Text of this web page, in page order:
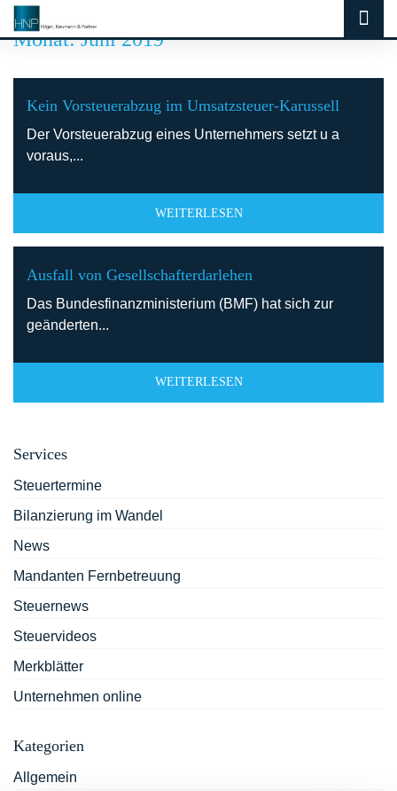
Monat:Juni 2019
Kein Vorsteuerabzug im Umsatzsteuer-Karussell
Der Vorsteuerabzug eines Unternehmers setzt u a
voraus,...
WEITERLESEN
Ausfall von Gesellschafterdarlehen
Das Bundesfinanzministerium (BMF) hat sich zur
geänderten...
WEITERLESEN
Services
Steuertermine
Bilanzierung im Wandel
News
Mandanten Fernbetreuung
Steuernews
Steuervideos
Merkblätter
Unternehmen online
Kategorien
Allgemein